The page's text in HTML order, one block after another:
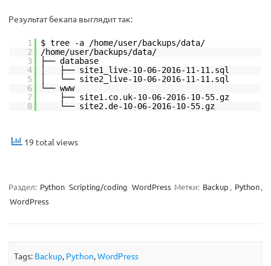
Результат бекапа выглядит так:
1
$ tree -a /home/user/backups/data/
2
/home/user/backups/data/
3
├── database
4
│ ├── site1_live-10-06-2016-11-11.sql
5
│ └── site2_live-10-06-2016-11-11.sql
6
└── www
7
├── site1.co.uk-10-06-2016-10-55.gz
8
└── site2.de-10-06-2016-10-55.gz
19 total views
Раздел: Python Scripting/coding WordPress Метки: Backup , Python,
WordPress
Tags: Backup, Python,WordPress